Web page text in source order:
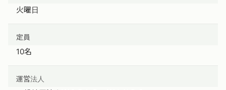
火曜日
定員
10名
運営法人